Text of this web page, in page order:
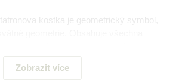
kostka je geometrický symbol,
Tyto čáry tvoří projekci 5 Platónských
Zobrazit více